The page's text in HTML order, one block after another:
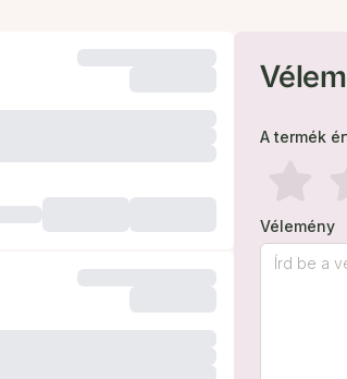
A termék
Vélemény